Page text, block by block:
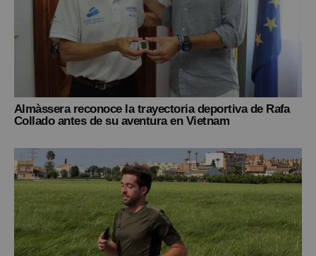
Almàssera reconoce la trayectoria deportiva de Rafa
Collado antes de su aventura en Vietnam